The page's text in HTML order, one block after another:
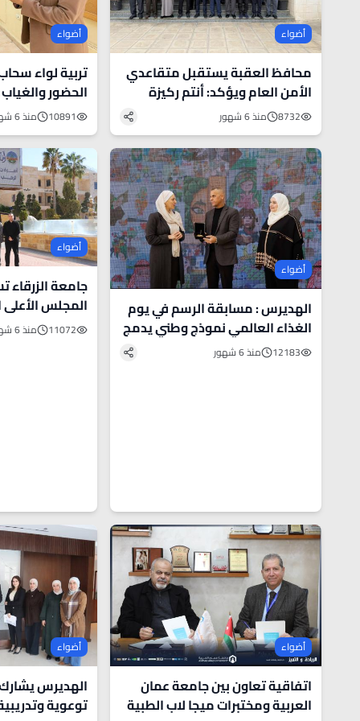
أضواء
محافظ العقبة يستقبل متقاعدي
الأمن العام ويؤكد: أنتم ركيزة
أساسية في منظومة الأمن
الوطني - صور
8732 منذ 6 شهور
أضواء
تربية لواء
الحضور
10891 منذ 6 شهور
أضواء
الهديرس : مسابقة الرسم في يوم
الغذاء العالمي نموذج وطني يدمج
التعليم بالقضايا الإنسانية
12183 منذ 6 شهور
أضواء
جامعة
المجلس
البحث والتعليم
11072 منذ 6 شهور
أضواء
اتفاقية تعاون بين جامعة عمان
العربية ومختبرات ميجا لاب الطبية
أضواء
الهديرس
توعوية